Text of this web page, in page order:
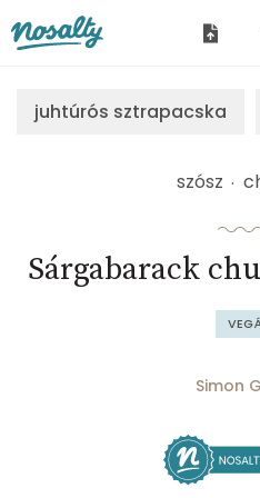
juhtúrós sztrapacska
szósz
Sárgabarack
Simon